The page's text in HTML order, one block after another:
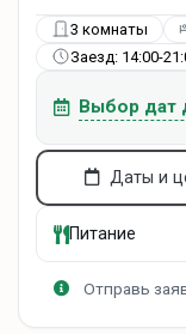
3 комнаты
Заезд: 14:00-
Выбор дат
Даты и
Питание
Отправь